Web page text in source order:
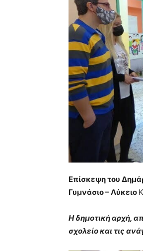
Επίσκεψη του
Γυμνάσιο – Λύκειο
H δημοτική αρχή,
σχολείο και τις